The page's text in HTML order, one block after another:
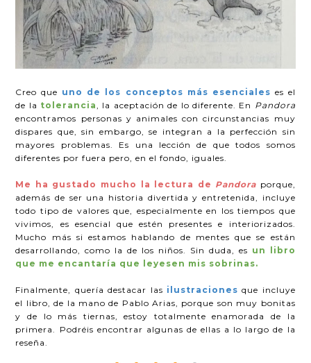
Creo que uno de los conceptos más esenciales es el
de la tolerancia , la aceptación de lo diferente. En Pandora
encontramos personas y animales con circunstancias muy
dispares que, sin embargo, se integran a la perfección sin
mayores problemas. Es una lección de que todos somos
diferentes por fuera pero, en el fondo, iguales.
Me ha gustado mucho la lectura de Pandora porque,
además de ser una historia divertida y entretenida, incluye
todo tipo de valores que, especialmente en los tiempos que
vivimos, es esencial que estén presentes e interiorizados.
Mucho más si estamos hablando de mentes que se están
desarrollando, como la de los niños. Sin duda, es un libro
que me encantaría que leyesen mis sobrinas.
Finalmente, quería destacar las ilustracionesque incluye
el libro, de la mano de Pablo Arias, porque son muy bonitas
y de lo más tiernas, estoy totalmente enamorada de la
primera. Podréis encontrar algunas de ellas a lo largo de la
reseña.